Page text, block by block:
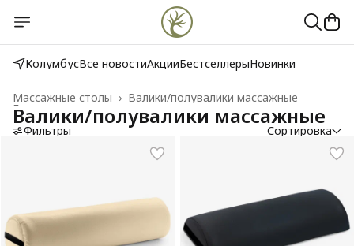
КолумбусВсе новостиАкцииБестселлерыНовинки
Валики/полувалики массажные
Массажные столы ›
Главная
Валики/полувалики массажные
Фильтры Сортировка